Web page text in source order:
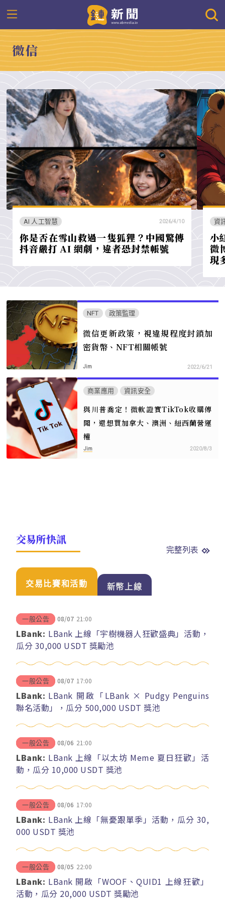
微信
AI 人工智慧 2026/4/10
你是否在雪山救過一隻狐狸？中國驚傳
抖音嚴打 AI 網劇，違者恐封禁帳號
資
小
微
現
NFT 政策監理
微信更新政策，視違規程度封鎖加
密貨幣、NFT相關帳號
Jim 2022/6/21
商業應用 資訊安全
與川普喬定！微軟證實TikTok收購傳
聞，還想買加拿大、澳洲、紐西蘭營運
權
Jim 2020/8/3
交易所快訊
完整列表
交易比賽和活動 新幣上線
一般公告 08/07 21:00
LBank: LBank 上線「宇樹機器人狂歡盛典」活動，
瓜分 30,000 USDT 獎勵池
一般公告 08/07 17:00
LBank: LBank 開啟「LBank × Pudgy Penguins
聯名活動」，瓜分 500,000 USDT 獎池
一般公告 08/06 21:00
LBank: LBank 上線「以太坊 Meme 夏日狂歡」活
動，瓜分 10,000 USDT 獎池
一般公告 08/06 17:00
LBank: LBank 上線「無憂跟單季」活動，瓜分 30,
000 USDT 獎池
一般公告 08/05 22:00
LBank: LBank 開啟「WOOF、QUID1 上線狂歡」
活動，瓜分 20,000 USDT 獎勵池